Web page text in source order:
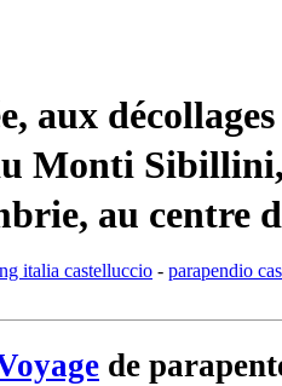
aux
Monti
au centre
italia castelluccio - parapendio
de